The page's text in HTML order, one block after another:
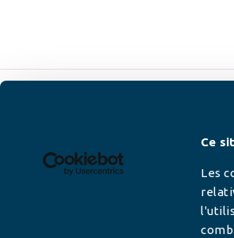
Ce
Les